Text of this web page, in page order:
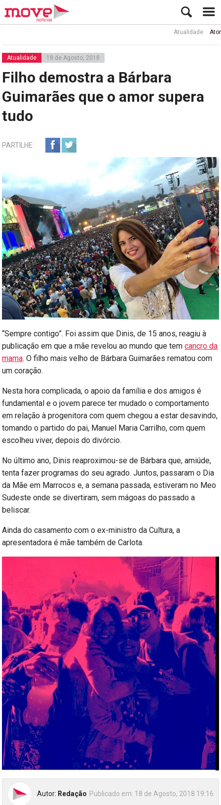
Atualidade Ator Rui
Atualidade 18 de Agosto, 2018
Filho demostra a Bárbara
Guimarães que o amor supera
tudo
PARTILHE:
“Sempre contigo”. Foi assim que Dinis, de 15 anos, reagiu à
publicação em que a mãe revelou ao mundo que temcancro da
mama. O filho mais velho de Bárbara Guimarães rematou com
um coração.
Nesta hora complicada, o apoio da família e dos amigos é
fundamental e o jovem parece ter mudado o comportamento
em relação à progenitora com quem chegou a estar desavindo,
tomando o partido do pai, Manuel Maria Carrilho, com quem
escolheu viver, depois do divórcio.
No último ano, Dinis reaproximou-se de Bárbara que, amiúde,
tenta fazer programas do seu agrado. Juntos, passaram o Dia
da Mãe em Marrocos e, a semana passada, estiveram no Meo
Sudeste onde se divertiram, sem mágoas do passado a
beliscar.
Ainda do casamento com o ex-ministro da Cultura, a
apresentadora é mãe também de Carlota.
Autor: Redação Publicado em: 18 de Agosto, 2018 19:16